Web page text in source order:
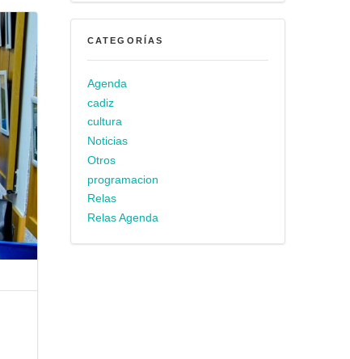
CATEGORÍAS
Agenda
cadiz
cultura
Noticias
Otros
programacion
Relas
Relas Agenda